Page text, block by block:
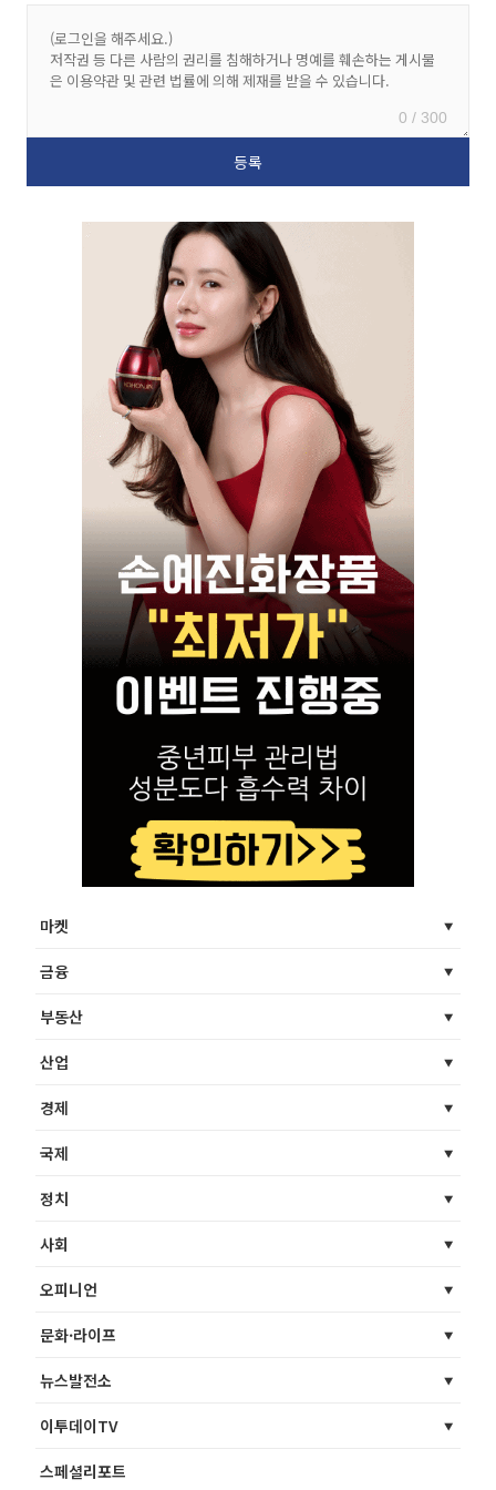
0 / 300
마켓
금융
부동산
산업
경제
국제
정치
사회
오피니언
문화·라이프
뉴스발전소
이투데이TV
스페셜리포트